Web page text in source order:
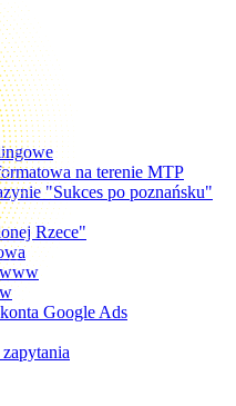
na terenie MTP
"Sukces po poznańsku"
Rzece"
Google Ads